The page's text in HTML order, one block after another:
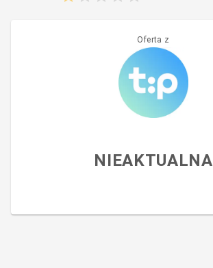
Oferta z
NIEAKTUALNA